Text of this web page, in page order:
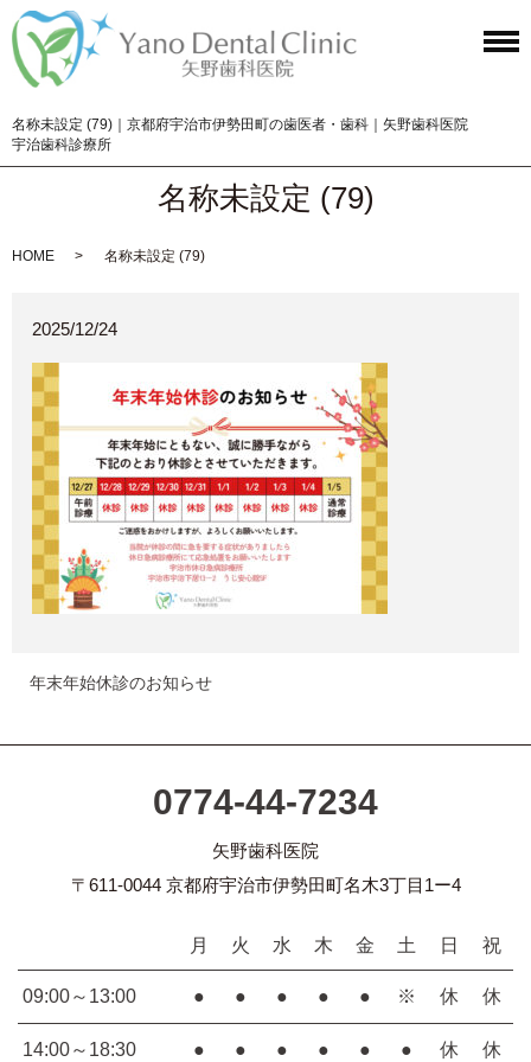
名称未設定 (79)｜京都府宇治市伊勢田町の歯医者・歯科｜矢野歯科医院
宇治歯科診療所
名称未設定 (79)
HOME 名称未設定 (79)
2025/12/24
年末年始休診のお知らせ
0774-44-7234
矢野歯科医院
〒611-0044 京都府宇治市伊勢田町名木3丁目1ー4
月 火 水 木 金 土 日 祝
09:00～13:00 ● ● ● ● ● ※ 休 休
14:00～18:30 ● ● ● ● ● ● 休 休